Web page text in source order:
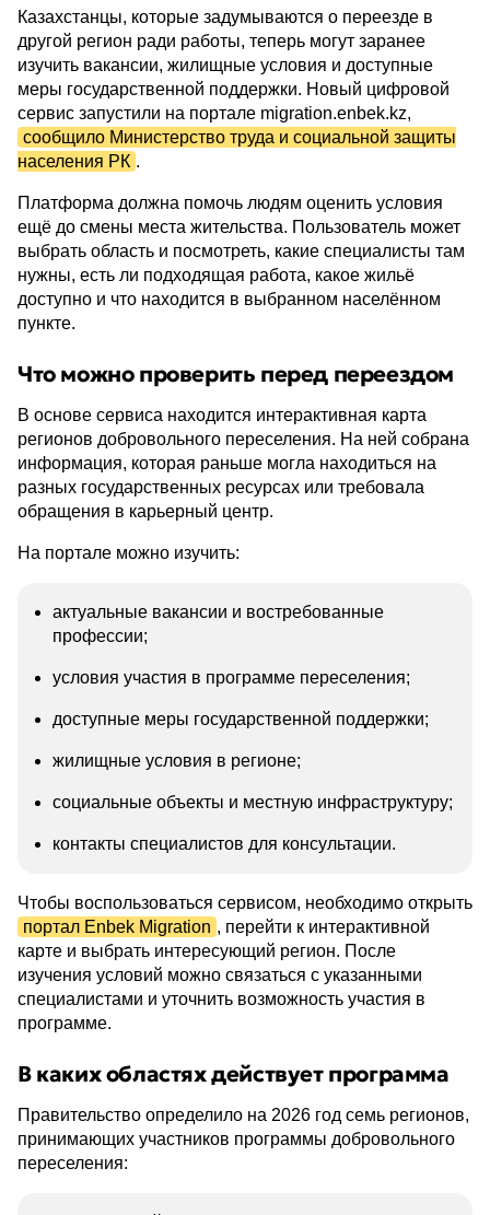
Казахстанцы, которые задумываются о переезде в
другой регион ради работы, теперь могут заранее
изучить вакансии, жилищные условия и доступные
меры государственной поддержки. Новый цифровой
сервис запустили на портале migration.enbek.kz,
сообщило Министерство труда и социальной защиты
населения РК .
Платформа должна помочь людям оценить условия
ещё до смены места жительства. Пользователь может
выбрать область и посмотреть, какие специалисты там
нужны, есть ли подходящая работа, какое жильё
доступно и что находится в выбранном населённом
пункте.
Что можно проверить перед переездом
В основе сервиса находится интерактивная карта
регионов добровольного переселения. На ней собрана
информация, которая раньше могла находиться на
разных государственных ресурсах или требовала
обращения в карьерный центр.
На портале можно изучить:
актуальные вакансии и востребованные
профессии;
условия участия в программе переселения;
доступные меры государственной поддержки;
жилищные условия в регионе;
социальные объекты и местную инфраструктуру;
контакты специалистов для консультации.
Чтобы воспользоваться сервисом, необходимо открыть
портал Enbek Migration , перейти к интерактивной
карте и выбрать интересующий регион. После
изучения условий можно связаться с указанными
специалистами и уточнить возможность участия в
программе.
В каких областях действует программа
Правительство определило на 2026 год семь регионов,
принимающих участников программы добровольного
переселения: